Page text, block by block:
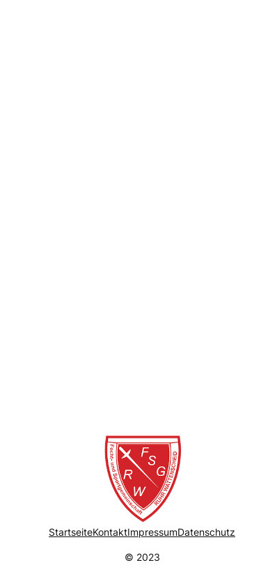
StartseiteKontaktImpressumDatenschutz
© 2023